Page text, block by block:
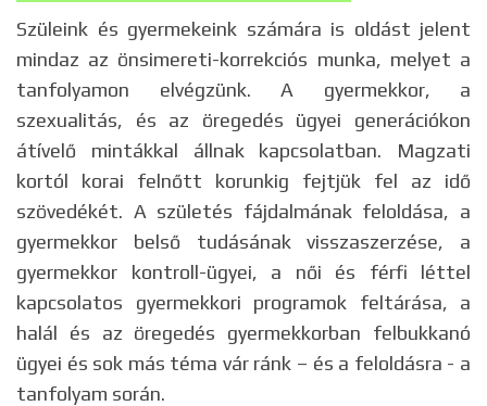
Szüleink és gyermekeink számára is oldást jelent
mindaz az önsimereti-korrekciós munka, melyet a
tanfolyamon elvégzünk. A gyermekkor, a
szexualitás, és az öregedés ügyei generációkon
átívelő mintákkal állnak kapcsolatban. Magzati
kortól korai felnőtt korunkig fejtjük fel az idő
szövedékét. A születés fájdalmának feloldása, a
gyermekkor belső tudásának visszaszerzése, a
gyermekkor kontroll-ügyei, a női és férfi léttel
kapcsolatos gyermekkori programok feltárása, a
halál és az öregedés gyermekkorban felbukkanó
ügyei és sok más téma vár ránk – és a feloldásra - a
tanfolyam során.